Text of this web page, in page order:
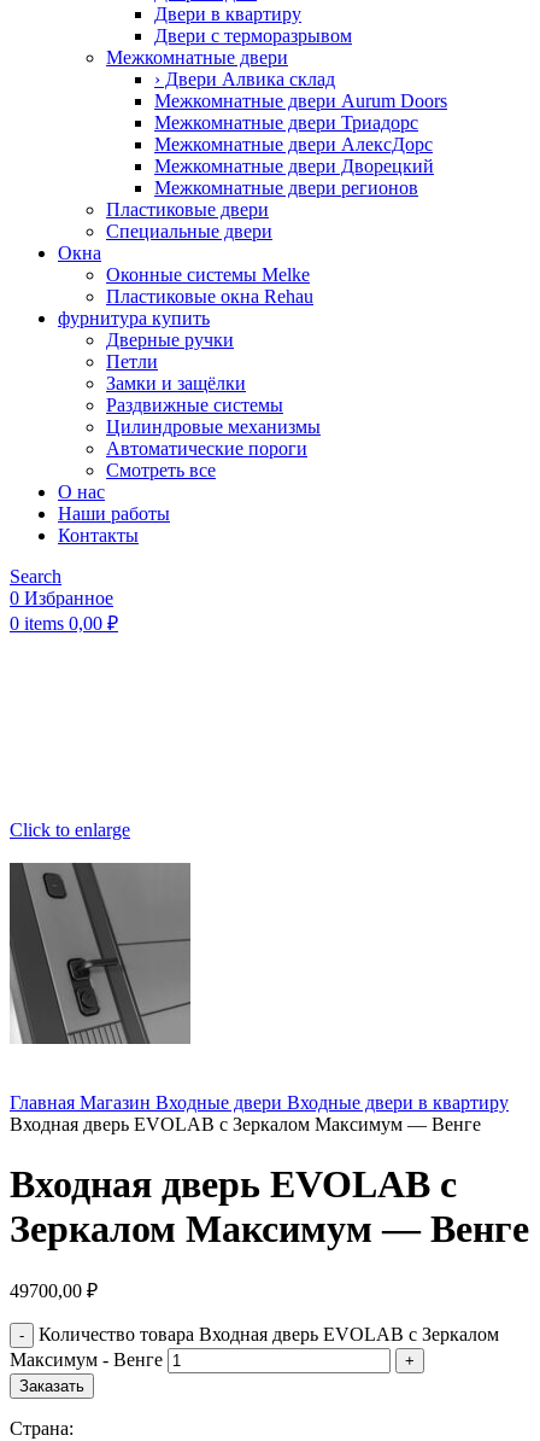
Двери в квартиру
Двери с терморазрывом
Межкомнатные двери
› Двери Алвика склад
Межкомнатные двери Aurum Doors
Межкомнатные двери Триадорс
Межкомнатные двери АлексДорс
Межкомнатные двери Дворецкий
Межкомнатные двери регионов
Пластиковые двери
Специальные двери
Окна
Оконные системы Melke
Пластиковые окна Rehau
фурнитура купить
Дверные ручки
Петли
Замки и защёлки
Раздвижные системы
Цилиндровые механизмы
Автоматические пороги
Смотреть все
О нас
Наши работы
Контакты
Search
0 Избранное
0 items 0,00 ₽
Click to enlarge
Главная Магазин Входные двери Входные двери в квартиру
Входная дверь EVOLAB с Зеркалом Максимум — Венге
Входная дверь EVOLAB с
Зеркалом Максимум — Венге
49700,00 ₽
Количество товара Входная дверь EVOLAB с Зеркалом
Максимум - Венге
Заказать
Страна: